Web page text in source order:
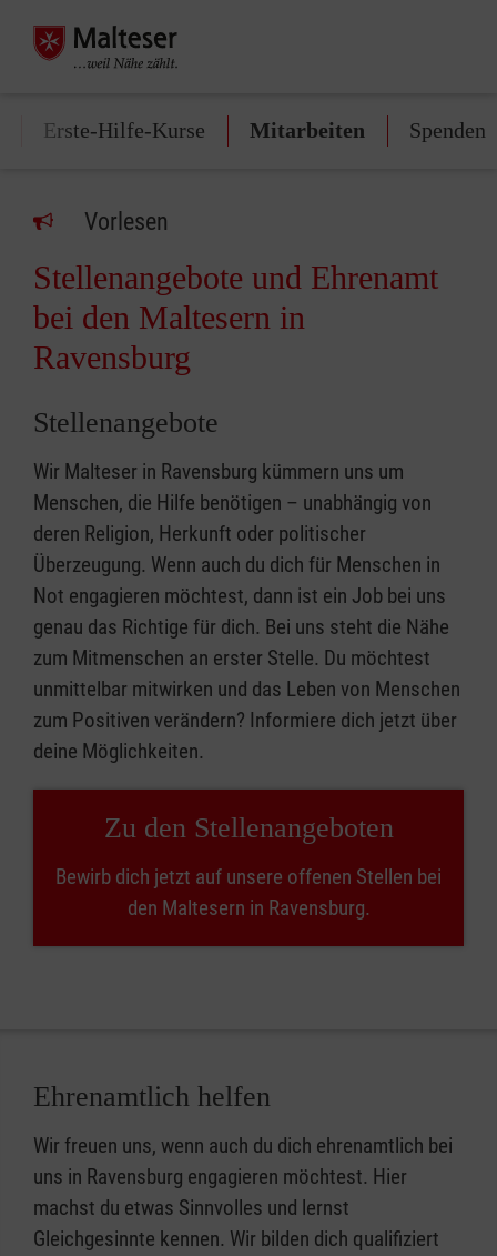
Erste-Hilfe-Kurse Mitarbeiten Spenden
Vorlesen
Stellenangebote und Ehrenamt
bei den Maltesern in
Ravensburg
Stellenangebote
Wir Malteser in Ravensburg kümmern uns um
Menschen, die Hilfe benötigen – unabhängig von
deren Religion, Herkunft oder politischer
Überzeugung. Wenn auch du dich für Menschen in
Not engagieren möchtest, dann ist ein Job bei uns
genau das Richtige für dich. Bei uns steht die Nähe
zum Mitmenschen an erster Stelle. Du möchtest
unmittelbar mitwirken und das Leben von Menschen
zum Positiven verändern? Informiere dich jetzt über
deine Möglichkeiten.
Zu den Stellenangeboten
Bewirb dich jetzt auf unsere offenen Stellen bei
den Maltesern in Ravensburg.
Ehrenamtlich helfen
Wir freuen uns, wenn auch du dich ehrenamtlich bei
uns in Ravensburg engagieren möchtest. Hier
machst du etwas Sinnvolles und lernst
Gleichgesinnte kennen. Wir bilden dich qualifiziert